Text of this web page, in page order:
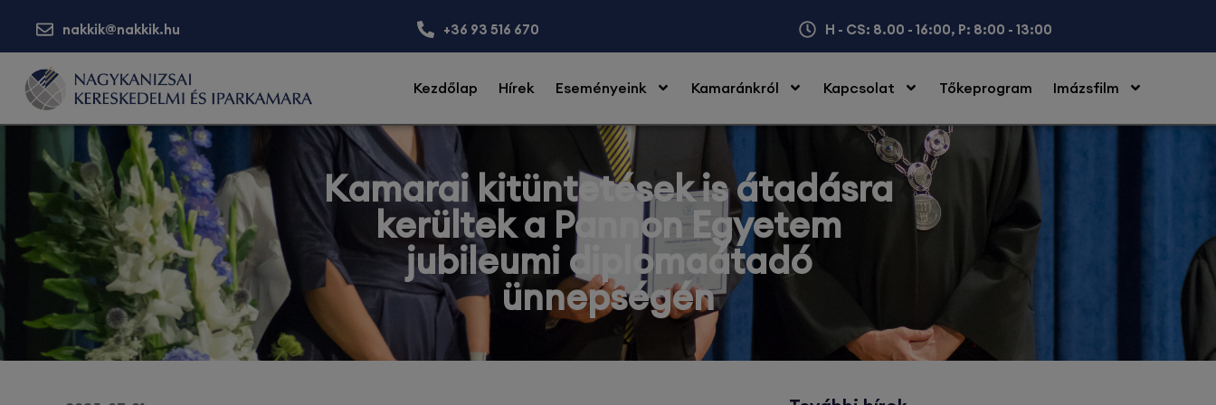
nakkik@nakkik.hu +36 93 516 670 H - CS: 8.00 - 16:00, P: 8:00 - 13:00
Kezdőlap Hírek Eseményeink Kamaránkról Kapcsolat Tőkeprogram Imázsfilm
Kamarai kitüntetések is átadásra
kerültek a Pannon Egyetem
jubileumi diplomaátadó
ünnepségén